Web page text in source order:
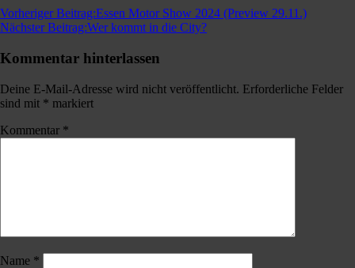
Vorheriger Beitrag:Essen Motor Show 2024 (Preview 29.11.)
Nächster Beitrag:Wer kommt in die City?
Kommentar hinterlassen
Deine E-Mail-Adresse wird nicht veröffentlicht. Erforderliche Felder
sind mit * markiert
Kommentar *
Name *